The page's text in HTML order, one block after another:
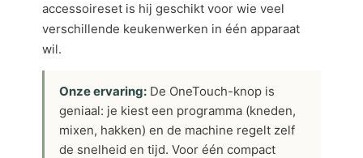
accessoireset is hij geschikt voor wie veel
verschillende keukenwerken in één apparaat
wil.
Onze ervaring: De OneTouch-knop is
geniaal: je kiest een programma (kneden,
mixen, hakken) en de machine regelt zelf
de snelheid en tijd. Voor één compact